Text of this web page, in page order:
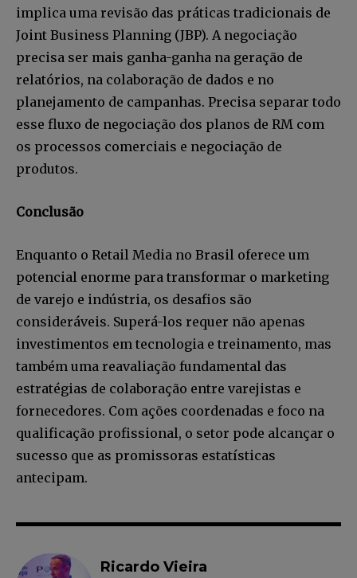
implica uma revisão das práticas tradicionais de
Joint Business Planning (JBP). A negociação
precisa ser mais ganha-ganha na geração de
relatórios, na colaboração de dados e no
planejamento de campanhas. Precisa separar todo
esse fluxo de negociação dos planos de RM com
os processos comerciais e negociação de
produtos.
Conclusão
Enquanto o Retail Media no Brasil oferece um
potencial enorme para transformar o marketing
de varejo e indústria, os desafios são
consideráveis. Superá-los requer não apenas
investimentos em tecnologia e treinamento, mas
também uma reavaliação fundamental das
estratégias de colaboração entre varejistas e
fornecedores. Com ações coordenadas e foco na
qualificação profissional, o setor pode alcançar o
sucesso que as promissoras estatísticas
antecipam.
Ricardo Vieira